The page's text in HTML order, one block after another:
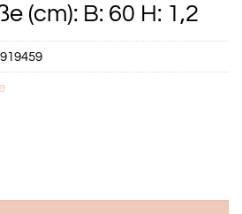
(cm): B: 60 H: 1,2